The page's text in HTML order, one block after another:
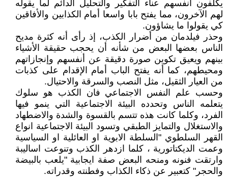
يكلفون أنفسهم عناء التفكير والتحليل الدائم لما يقوله
لهم الآخرون، مما يفتح بابا واسعا أمام الكذابين والأفاقين
كي يقولوا ما يشاؤون.
وحذر فيلدمان من أضرار الكذب، إذ رأى أنه كثرة مديح
الناس بعضها البعض من شأنه أن يحجب حقيقة الأشياء
بينهم ويعيق تكوين صورة دقيقة عن أنفسهم وإنجازاتهم
ومحيطهم، كما أنه يفتح الباب أمام الإقدام على كذبات
من العيار الثقيل، مثل النصب والسرقة والاحتيال.
وحسب علم النفس الاجتماعي فان الكذب هو سلوك
يتعلمه الناس وتحدده البيئة الاجتماعية التي ينمو فيها
الفرد، وكلما كانت هذه تتسم بالقسوة والشدة والاضطهاد
والاستغلال والتمايز الطبقي وتسود البيئة الاجتماعية انواع
القهر السلطوي "السلطة الابوية او العائلية او السياسية
وعمت الديكتاتورية ، كلما ازدهر الكذب وتنوعت اساليبة
وارتقت فنونه ومنحه البعض صفة ايجابية "يلعب بالبيضة
والحجر" كتعبير عن ذكاء الكذاب وفطنته وقدراته.